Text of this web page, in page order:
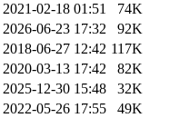
2021-02-18 01:51
74K
2026-06-23 17:32
92K
2018-06-27 12:42 117K
2020-03-13 17:42
82K
2025-12-30 15:48
32K
2022-05-26 17:55
49K